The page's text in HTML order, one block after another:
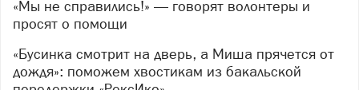
Поэтому волонтёры повторяют
акцию — добровольцев ждут 8 и 9 августа (суббота и
Что пригодится:
«Мы не справились!» — говорят волонтеры и
просят о помощи
«Бусинка смотрит на дверь, а Миша прячется от
дождя»: поможем хвостикам из бакальской